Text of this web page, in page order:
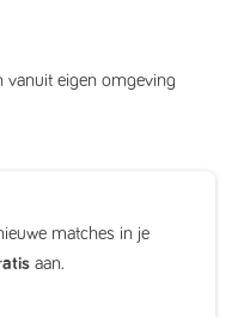
vanuit eigen omgeving
matches in je
aan.